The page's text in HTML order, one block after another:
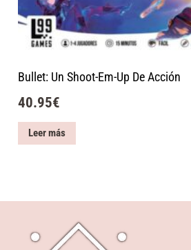
Bullet: Un Shoot-Em-Up De Acción
40.95€
Leer más